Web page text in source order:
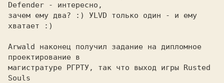
Defender - интересно,
зачем ему два? :) УLVD только один - и ему
Arwald наконец получил задание на дипломное
проектирование в
магистратуре РГРТУ, так что выход игры Rusted
Souls